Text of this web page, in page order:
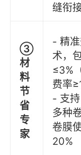
缝衔
③
材
料
节
省
专
家
- 精
术，
≤3%
费率
- 支
多种
卷膜
20%